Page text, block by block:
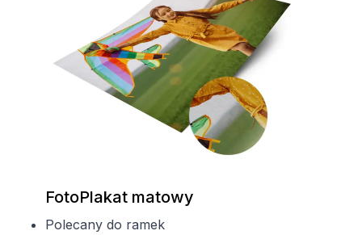
FotoPlakat matowy
Polecany do ramek